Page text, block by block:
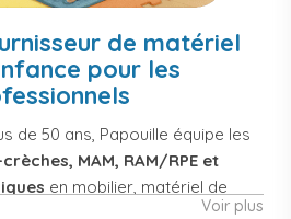
de matériel
pour les
de 50 ans, Papouille équipe les
MAM, RAM/RPE et
en mobilier, matériel de
et équipement pour structures
Voir plus